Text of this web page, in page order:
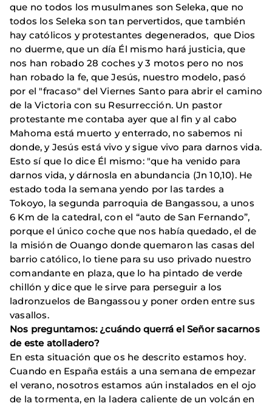
que no todos los musulmanes son Seleka, que no
todos los Seleka son tan pervertidos, que también
hay católicos y protestantes degenerados, que Dios
no duerme, que un día Él mismo hará justicia, que
nos han robado 28 coches y 3 motos pero no nos
han robado la fe, que Jesús, nuestro modelo, pasó
por el "fracaso" del Viernes Santo para abrir el camino
de la Victoria con su Resurrección. Un pastor
protestante me contaba ayer que al fin y al cabo
Mahoma está muerto y enterrado, no sabemos ni
donde, y Jesús está vivo y sigue vivo para darnos vida.
Esto sí que lo dice Él mismo: "que ha venido para
darnos vida, y dárnosla en abundancia (Jn 10,10). He
estado toda la semana yendo por las tardes a
Tokoyo, la segunda parroquia de Bangassou, a unos
6 Km de la catedral, con el “auto de San Fernando”,
porque el único coche que nos había quedado, el de
la misión de Ouango donde quemaron las casas del
barrio católico, lo tiene para su uso privado nuestro
comandante en plaza, que lo ha pintado de verde
chillón y dice que le sirve para perseguir a los
ladronzuelos de Bangassou y poner orden entre sus
vasallos.
Nos preguntamos: ¿cuándo querrá el Señor sacarnos
de este atolladero?
En esta situación que os he descrito estamos hoy.
Cuando en España estáis a una semana de empezar
el verano, nosotros estamos aún instalados en el ojo
de la tormenta, en la ladera caliente de un volcán en